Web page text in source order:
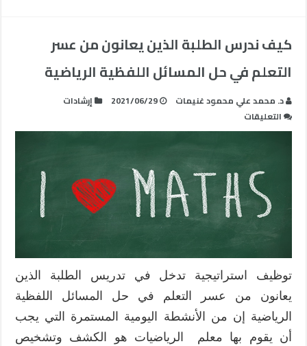
كيف ندرس الطلبة الذين يعانون من عسر
التعلم في حل المسائل اللفظية الرياضية
د. محمد علي محمود غنيمات 2021/06/29
إرشادات
التعليقات
كيف
الذين
يعانون
من
في
حل
المسائل
اللفظية
الرياضية
مغلقة
توظيف استراتيجية تدخل في تدريس الطلبة الذين
يعانون من عسر التعلم في حل المسائل اللفظية
الرياضية إن من الأنشطة اليومية المستمرة التي يجب
أن يقوم بها معلم الرياضيات هو الكشف وتشخيص